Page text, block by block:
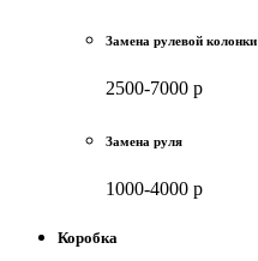
Замена рулевой колонки
2500-7000 р
Замена руля
1000-4000 р
Коробка